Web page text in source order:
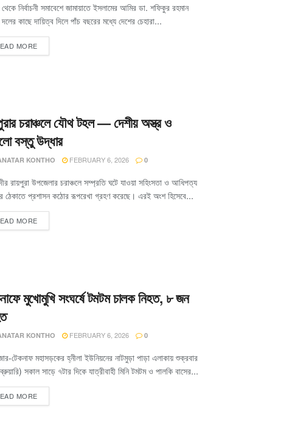
নির্বাচনী সমাবেশে জামায়াতে ইসলামের আমির ডা. শফিকুর রহমান
কাছে দায়িত্ব দিলে পাঁচ বছরের মধ্যে দেশের চেহারা...
MORE
চরাঞ্চলে যৌথ টহল — দেশীয় অস্ত্র ও
বস্তু উদ্ধার
KONTHO FEBRUARY 6, 2026 0
রায়পুরা উপজেলার চরাঞ্চলে সম্প্রতি ঘটে যাওয়া সহিংসতা ও আধিপত্য
ঠেকাতে প্রশাসন কঠোর রূপরেখা গ্রহণ করেছে। এরই অংশ হিসেবে...
MORE
মুখোমুখি সংঘর্ষে টমটম চালক নিহত, ৮ জন
KONTHO FEBRUARY 6, 2026 0
টেকনাফ মহাসড়কের হ্নীলা ইউনিয়নের নাটমুড়া পাড়া এলাকায় শুক্রবার
সকাল সাড়ে ৭টার দিকে যাত্রীবাহী মিনি টমটম ও পালকি বাসের...
MORE